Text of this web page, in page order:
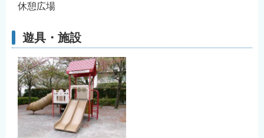
休憩広場
遊具・施設